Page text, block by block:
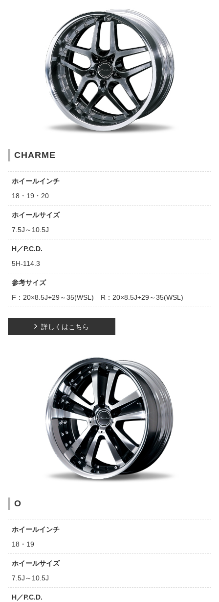
CHARME
ホイールインチ
18・19・20
ホイールサイズ
7.5J～10.5J
H／P.C.D.
5H-114.3
参考サイズ
F：20×8.5J+29～35(WSL) R：20×8.5J+29～35(WSL)
詳しくはこちら
O
ホイールインチ
18・19
ホイールサイズ
7.5J～10.5J
H／P.C.D.